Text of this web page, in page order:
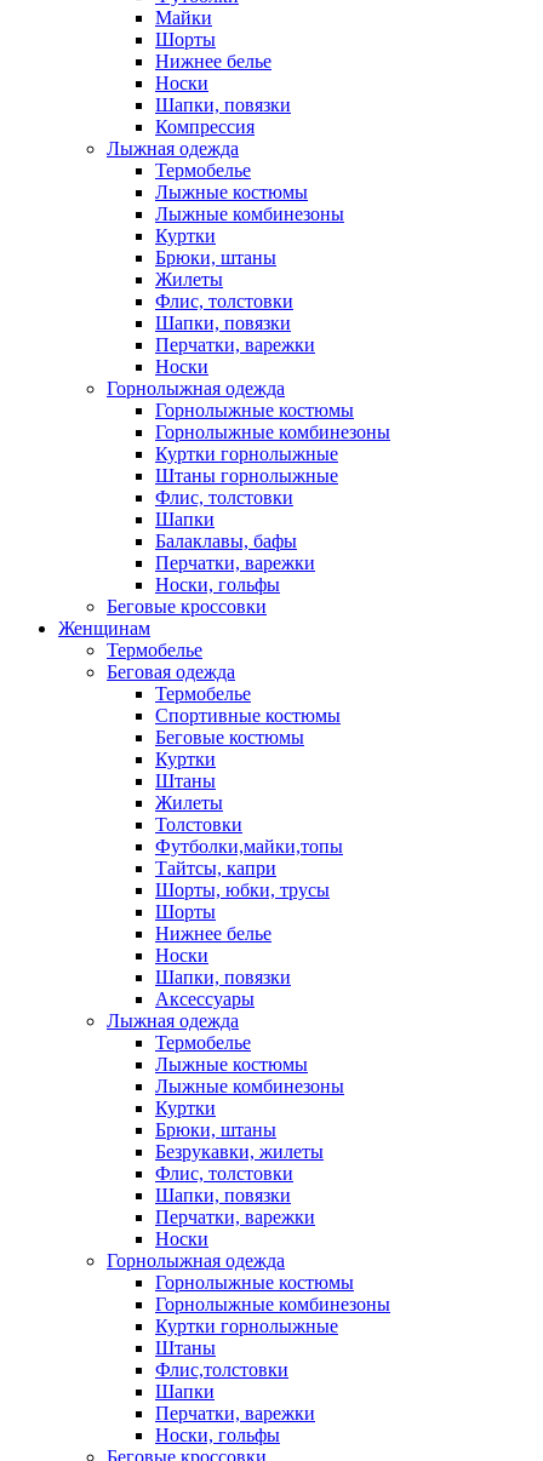
Майки
Шорты
Нижнее белье
Носки
Шапки, повязки
Компрессия
Лыжная одежда
Термобелье
Лыжные костюмы
Лыжные комбинезоны
Куртки
Брюки, штаны
Жилеты
Флис, толстовки
Шапки, повязки
Перчатки, варежки
Носки
Горнолыжная одежда
Горнолыжные костюмы
Горнолыжные комбинезоны
Куртки горнолыжные
Штаны горнолыжные
Флис, толстовки
Шапки
Балаклавы, бафы
Перчатки, варежки
Носки, гольфы
Беговые кроссовки
Женщинам
Термобелье
Беговая одежда
Термобелье
Спортивные костюмы
Беговые костюмы
Куртки
Штаны
Жилеты
Толстовки
Футболки,майки,топы
Тайтсы, капри
Шорты, юбки, трусы
Шорты
Нижнее белье
Носки
Шапки, повязки
Аксессуары
Лыжная одежда
Термобелье
Лыжные костюмы
Лыжные комбинезоны
Куртки
Брюки, штаны
Безрукавки, жилеты
Флис, толстовки
Шапки, повязки
Перчатки, варежки
Носки
Горнолыжная одежда
Горнолыжные костюмы
Горнолыжные комбинезоны
Куртки горнолыжные
Штаны
Флис,толстовки
Шапки
Перчатки, варежки
Носки, гольфы
Беговые кроссовки